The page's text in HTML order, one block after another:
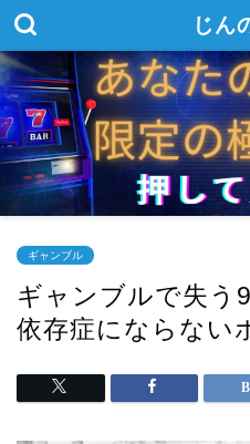
じん
ギャンブル
ギャンブルで失う
依存症にならない